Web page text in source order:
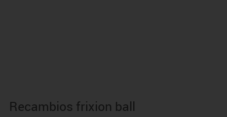
Recambios frixion ball